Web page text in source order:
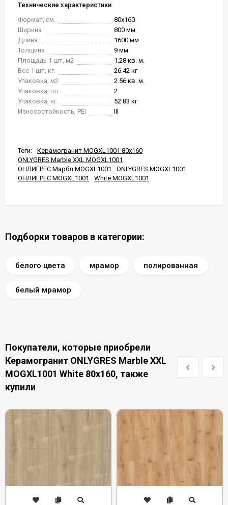
Технические характеристики
Формат, см.
80x160
Ширина
800 мм
Длина
1600 мм
Толщина
9 мм
Площадь 1 шт, м2
1.28 кв. м.
Вес 1 шт, кг.
26.42 кг
Упаковка, м2
2.56 кв. м.
Упаковка, шт.
2
Упаковка, кг.
52.83 кг
Износостойкость, PEI
III
Теги:
Керамогранит MOGXL1001 80x160
ONLYGRES Marble XXL MOGXL1001
ОНЛИГРЕС Марбл MOGXL1001
ONLYGRES MOGXL1001
ОНЛИГРЕС MOGXL1001
White MOGXL1001
Подборки товаров в категории:
белого цвета мрамор полированная
белый мрамор
Покупатели, которые приобрели
Керамогранит ONLYGRES Marble XXL
MOGXL1001 White 80x160, также
купили